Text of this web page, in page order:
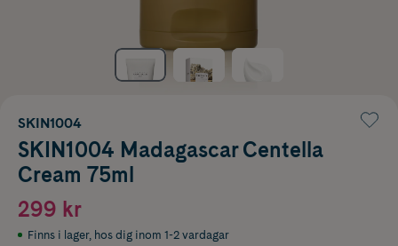
SKIN1004
SKIN1004 Madagascar Centella
Cream 75ml
299 kr
Finns i lager, hos dig inom 1-2 vardagar